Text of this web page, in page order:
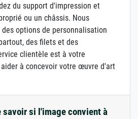
du support d'impression et
ou un châssis. Nous
options de personnalisation
des filets et des
clientèle est à votre
à concevoir votre œuvre d'art
savoir si l'image convient à